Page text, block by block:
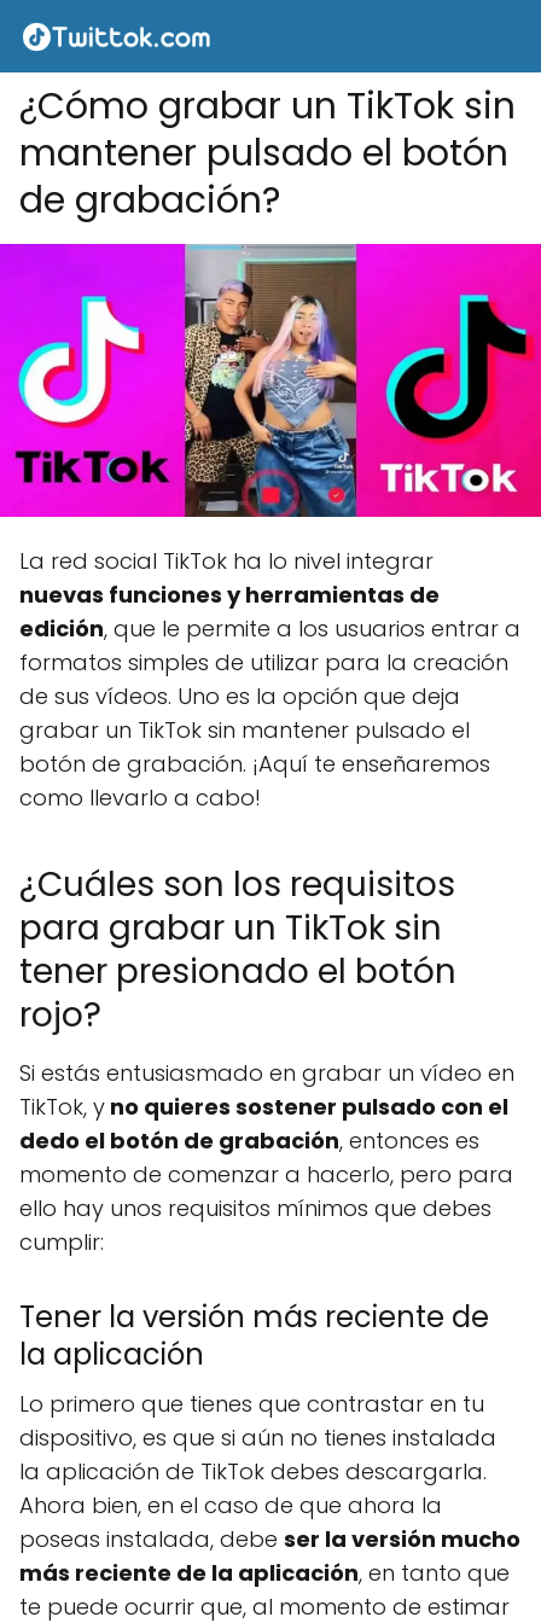
¿Cómo grabar un TikTok sin
mantener pulsado el botón
de grabación?
La red social TikTok ha lo nivel integrar
nuevas funciones y herramientas de
edición, que le permite a los usuarios entrar a
formatos simples de utilizar para la creación
de sus vídeos. Uno es la opción que deja
grabar un TikTok sin mantener pulsado el
botón de grabación. ¡Aquí te enseñaremos
como llevarlo a cabo!
¿Cuáles son los requisitos
para grabar un TikTok sin
tener presionado el botón
rojo?
Si estás entusiasmado en grabar un vídeo en
TikTok, y no quieres sostener pulsado con el
dedo el botón de grabación, entonces es
momento de comenzar a hacerlo, pero para
ello hay unos requisitos mínimos que debes
cumplir:
Tener la versión más reciente de
la aplicación
Lo primero que tienes que contrastar en tu
dispositivo, es que si aún no tienes instalada
la aplicación de TikTok debes descargarla.
Ahora bien, en el caso de que ahora la
poseas instalada, debe ser la versión mucho
más reciente de la aplicación, en tanto que
te puede ocurrir que, al momento de estimar